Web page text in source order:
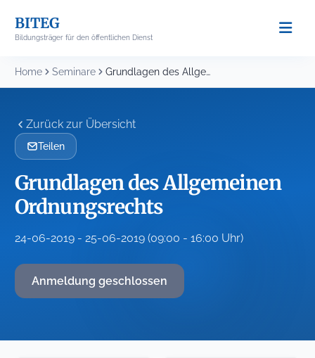
content
BITEG
Bildungsträger für den öffentlichen Dienst
Home Seminare Grundlagen des Allgemeinen Ordnungsrechts
Zurück zur Übersicht
Teilen
Grundlagen des Allgemeinen
Ordnungsrechts
24-06-2019 - 25-06-2019 (09:00 - 16:00 Uhr)
Anmeldung geschlossen